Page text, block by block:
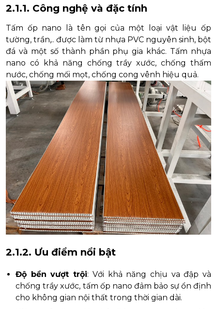
2.1.1. Công nghệ và đặc tính
Tấm ốp nano là tên gọi của một loại vật liệu ốp
tường, trần,.. được làm từ nhựa PVC nguyên sinh, bột
đá và một số thành phần phụ gia khác. Tấm nhựa
nano có khả năng chống trầy xước, chống thấm
nước, chống mối mọt, chống cong vênh hiệu quả.
2.1.2. Ưu điểm nổi bật
Độ bền vượt trội: Với khả năng chịu va đập và
chống trầy xước, tấm ốp nano đảm bảo sự ổn định
cho không gian nội thất trong thời gian dài.